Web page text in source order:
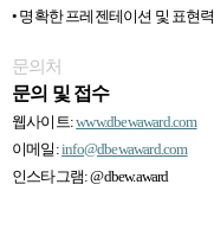
• 명확한 프레젠테이션 및 표현력
문의처
문의 및 접수
웹사이트:www.dbewaward.com
이메일:info@dbewaward.com
인스타그램: @dbew.award